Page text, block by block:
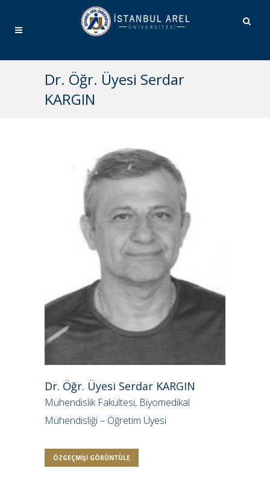
Dr. Öğr. Üyesi Serdar
KARGIN
Dr. Öğr. Üyesi Serdar KARGIN
Mühendislik Fakültesi, Biyomedikal
Mühendisliği – Öğretim Üyesi
ÖZGEÇMIŞI GÖRÜNTÜLE